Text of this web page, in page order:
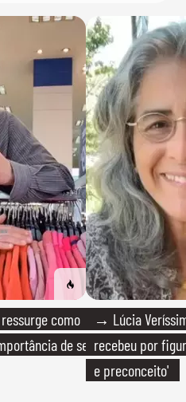
como
de ser
→ Lúcia
recebeu por
e preconceito'